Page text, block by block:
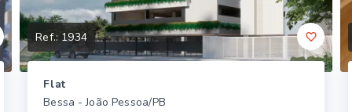
Ref.: 1934
Flat
Bessa - João Pessoa/PB